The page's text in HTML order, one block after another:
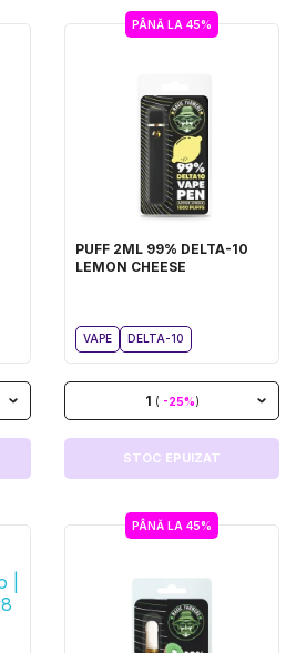
PÂNĂ LA 45%
PUFF 2ML 99% DELTA-10
LEMON CHEESE
VAPE DELTA-10
1 ( -25%)
STOC EPUIZAT
PÂNĂ LA 45%